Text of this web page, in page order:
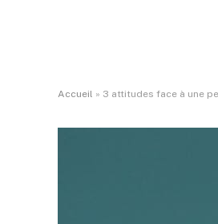
Accueil » 3 attitudes face à une